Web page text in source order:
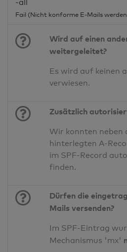
-all
Fail (Nicht konforme E-Mails
Wird auf einen
weitergeleitet?
Es wird auf keinen
verwiesen.
Zusätzlich
Wir konnten neben
hinterlegten A-
im SPF-Record
finden.
Dürfen die
Mails versenden?
Im SPF-Eintrag
Mechanismus 'mx'